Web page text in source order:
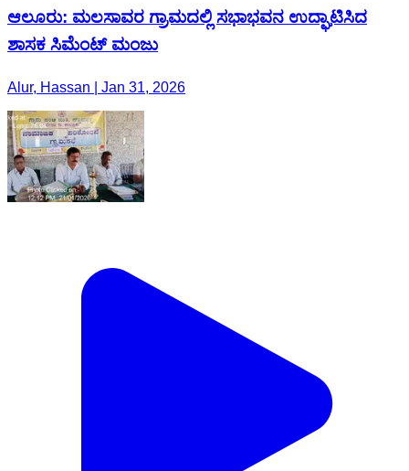
ಆಲೂರು: ಮಲಸಾವರ ಗ್ರಾಮದಲ್ಲಿ ಸಭಾಭವನ ಉದ್ಘಾಟಿಸಿದ
ಶಾಸಕ ಸಿಮೆಂಟ್ ಮಂಜು
Alur, Hassan | Jan 31, 2026